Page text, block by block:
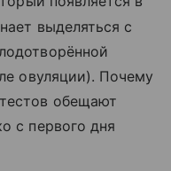
выделяться с
овуляции). Почему
обещают
с первого дня